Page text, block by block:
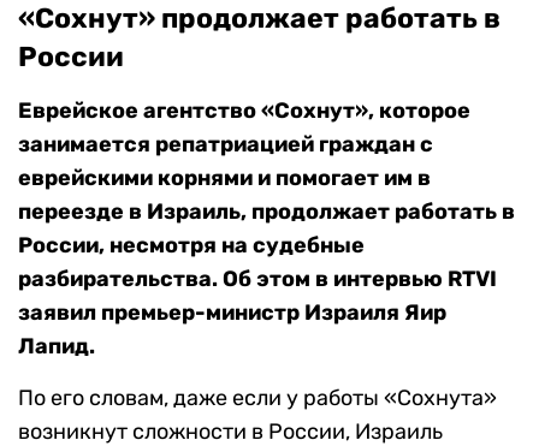
«Сохнут» продолжает работать в
России
Еврейское агентство «Сохнут», которое
занимается репатриацией граждан с
еврейскими корнями и помогает им в
переезде в Израиль, продолжает работать в
России, несмотря на судебные
разбирательства. Об этом в интервью RTVI
заявил премьер-министр Израиля Яир
Лапид.
По его словам, даже если у работы «Сохнута»
возникнут сложности в России, Израиль